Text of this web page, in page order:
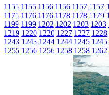
1155 1155 1156 1156 1157 1157
1175 1176 1176 1178 1178 1179
1199 1199 1202 1202 1203 1203
1219 1220 1220 1227 1227 1228
1243 1243 1244 1244 1245 1245
1255 1256 1256 1258 1258 1262